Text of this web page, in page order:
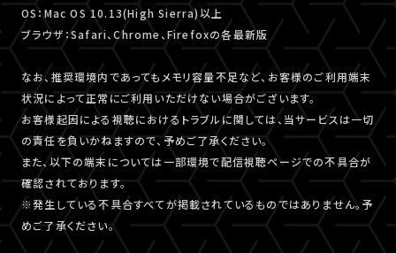
OS：Mac OS 10.13(High Sierra)以上
ブラウザ：Safari、Chrome、Firefoxの各最新版
なお、推奨環境内であってもメモリ容量不足など、お客様のご利用端末
状況によって正常にご利用いただけない場合がございます。
お客様起因による視聴におけるトラブルに関しては、当サービスは一切
の責任を負いかねますので、予めご了承ください。
また、以下の端末については一部環境で配信視聴ページでの不具合が
確認されております。
※発生している不具合すべてが掲載されているものではありません。予
めご了承ください。